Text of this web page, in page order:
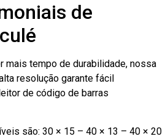
de
mais tempo de durabilidade, nossa
resolução garante fácil
de código de barras
são: 30 × 15 – 40 × 13 – 40 × 20